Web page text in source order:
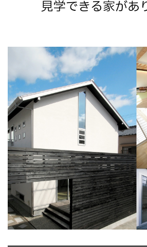
見学できる家があ